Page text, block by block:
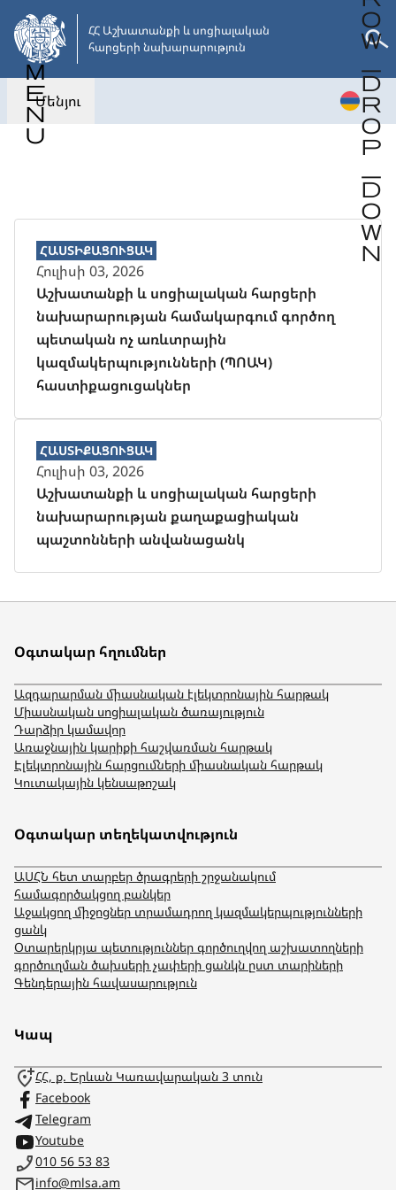
Անցնել
հիմնական
բովանդակությանը
ՀՀ Աշխատանքի և սոցիալական
հարցերի նախարարություն
Մենյու
ՀԱՍՏԻՔԱՑՈՒՑԱԿ
Հուլիսի 03, 2026
Աշխատանքի և սոցիալական հարցերի
նախարարության համակարգում գործող
պետական ոչ առևտրային
կազմակերպությունների (ՊՈԱԿ)
հաստիքացուցակներ
ՀԱՍՏԻՔԱՑՈՒՑԱԿ
Հուլիսի 03, 2026
Աշխատանքի և սոցիալական հարցերի
նախարարության քաղաքացիական
պաշտոնների անվանացանկ
Օգտակար հղումներ
Ազդարարման միասնական էլեկտրոնային հարթակ
Միասնական սոցիալական ծառայություն
Դարձիր կամավոր
Առաջնային կարիքի հաշվառման հարթակ
Էլեկտրոնային հարցումների միասնական հարթակ
Կուտակային կենսաթոշակ
Օգտակար տեղեկատվություն
ԱՍՀՆ հետ տարբեր ծրագրերի շրջանակում
համագործակցող բանկեր
Աջակցող միջոցներ տրամադրող կազմակերպությունների
ցանկ
Օտարերկրյա պետություններ գործուղվող աշխատողների
գործուղման ծախսերի չափերի ցանկն ըստ տարիների
Գենդերային հավասարություն
Կապ
ՀՀ, ք. Երևան Կառավարական 3 տուն
Facebook
Telegram
Youtube
010 56 53 83
info@mlsa.am